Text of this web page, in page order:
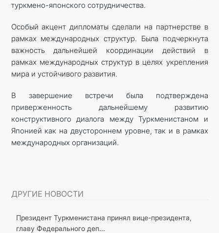
туркмено-японского сотрудничества.
Особый акцент дипломаты сделали на партнерстве в
рамках международных структур. Была подчеркнута
важность дальнейшей координации действий в
рамках международных структур в целях укрепления
мира и устойчивого развития.
В завершение встречи была подтверждена
приверженность дальнейшему развитию
конструктивного диалога между Туркменистаном и
Японией как на двустороннем уровне, так и в рамках
международных организаций.
ДРУГИЕ НОВОСТИ
Президент Туркменистана принял вице-президента,
главу Федерального деп...